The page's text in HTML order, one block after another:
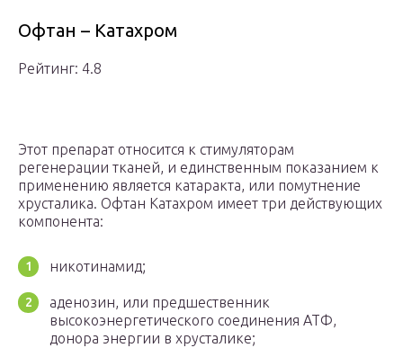
Офтан – Катахром
Рейтинг: 4.8
Этот препарат относится к стимуляторам
регенерации тканей, и единственным показанием к
применению является катаракта, или помутнение
хрусталика. Офтан Катахром имеет три действующих
компонента:
никотинамид;
аденозин, или предшественник
высокоэнергетического соединения АТФ,
донора энергии в хрусталике;